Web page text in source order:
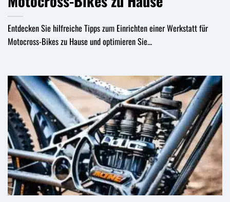
Entdecken Sie hilfreiche Tipps zum Einrichten einer Werkstatt für
Motocross-Bikes zu Hause und optimieren Sie...